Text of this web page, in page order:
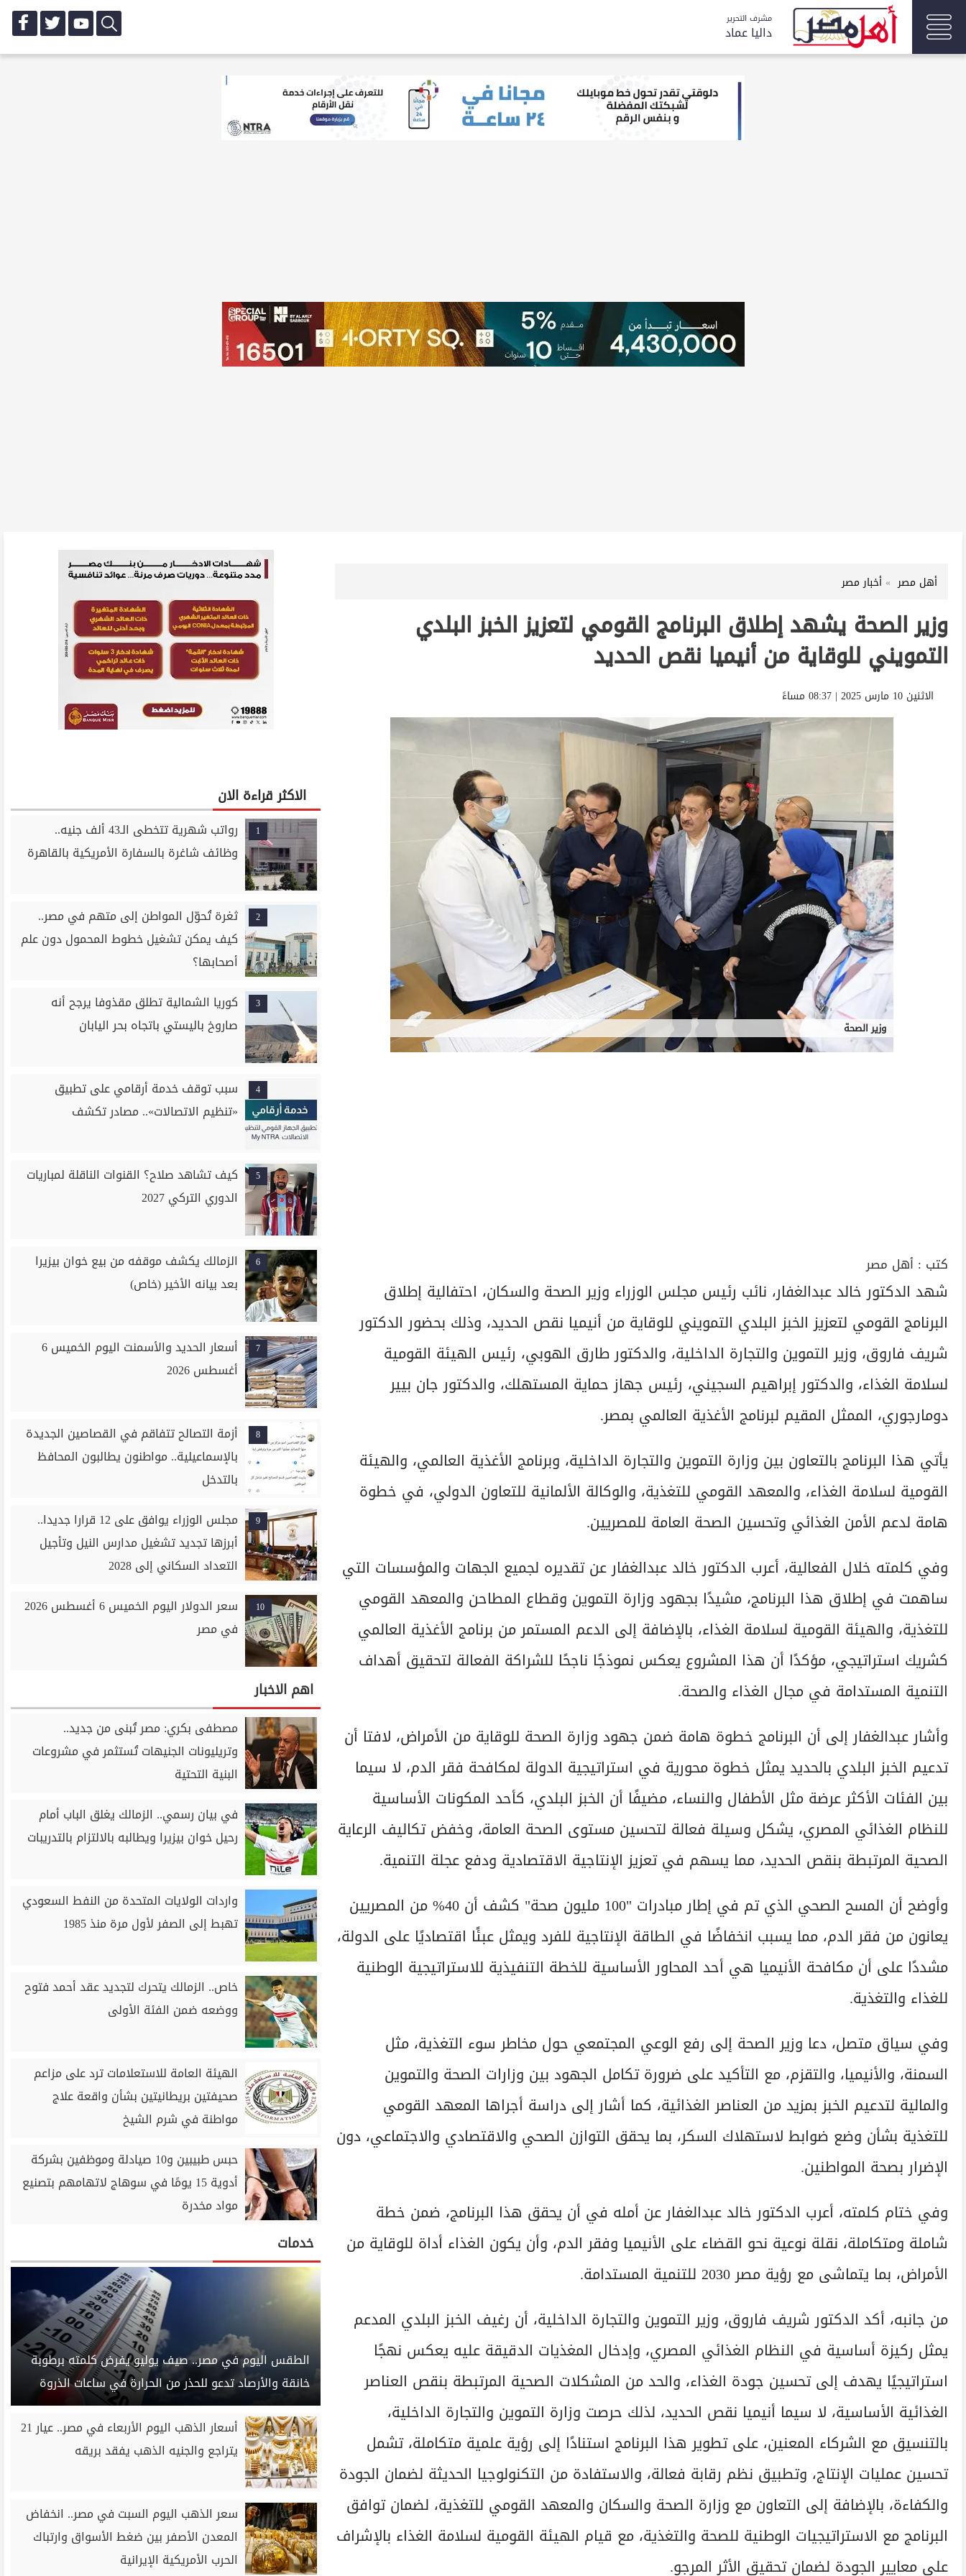
مشرف التحرير
داليا عماد
أهل مصر أخبار مصر
وزير الصحة يشهد إطلاق البرنامج القومي لتعزيز الخبز البلدي
التمويني للوقاية من أنيميا نقص الحديد
الاثنين 10 مارس 2025 | 08:37 مساءً
وزير الصحة
كتب : أهل مصر
شهد الدكتور خالد عبدالغفار، نائب رئيس مجلس الوزراء وزير الصحة والسكان، احتفالية إطلاق
البرنامج القومي لتعزيز الخبز البلدي التمويني للوقاية من أنيميا نقص الحديد، وذلك بحضور الدكتور
شريف فاروق، وزير التموين والتجارة الداخلية، والدكتور طارق الهوبي، رئيس الهيئة القومية
لسلامة الغذاء، والدكتور إبراهيم السجيني، رئيس جهاز حماية المستهلك، والدكتور جان بيير
دومارجوري، الممثل المقيم لبرنامج الأغذية العالمي بمصر.
يأتي هذا البرنامج بالتعاون بين وزارة التموين والتجارة الداخلية، وبرنامج الأغذية العالمي، والهيئة
القومية لسلامة الغذاء، والمعهد القومي للتغذية، والوكالة الألمانية للتعاون الدولي، في خطوة
هامة لدعم الأمن الغذائي وتحسين الصحة العامة للمصريين.
وفي كلمته خلال الفعالية، أعرب الدكتور خالد عبدالغفار عن تقديره لجميع الجهات والمؤسسات التي
ساهمت في إطلاق هذا البرنامج، مشيدًا بجهود وزارة التموين وقطاع المطاحن والمعهد القومي
للتغذية، والهيئة القومية لسلامة الغذاء، بالإضافة إلى الدعم المستمر من برنامج الأغذية العالمي
كشريك استراتيجي، مؤكدًا أن هذا المشروع يعكس نموذجًا ناجحًا للشراكة الفعالة لتحقيق أهداف
التنمية المستدامة في مجال الغذاء والصحة.
وأشار عبدالغفار إلى أن البرنامج خطوة هامة ضمن جهود وزارة الصحة للوقاية من الأمراض، لافتا أن
تدعيم الخبز البلدي بالحديد يمثل خطوة محورية في استراتيجية الدولة لمكافحة فقر الدم، لا سيما
بين الفئات الأكثر عرضة مثل الأطفال والنساء، مضيفًا أن الخبز البلدي، كأحد المكونات الأساسية
للنظام الغذائي المصري، يشكل وسيلة فعالة لتحسين مستوى الصحة العامة، وخفض تكاليف الرعاية
الصحية المرتبطة بنقص الحديد، مما يسهم في تعزيز الإنتاجية الاقتصادية ودفع عجلة التنمية.
وأوضح أن المسح الصحي الذي تم في إطار مبادرات "100 مليون صحة" كشف أن 40% من المصريين
يعانون من فقر الدم، مما يسبب انخفاضًا في الطاقة الإنتاجية للفرد ويمثل عبئًا اقتصاديًا على الدولة،
مشددًا على أن مكافحة الأنيميا هي أحد المحاور الأساسية للخطة التنفيذية للاستراتيجية الوطنية
للغذاء والتغذية.
وفي سياق متصل، دعا وزير الصحة إلى رفع الوعي المجتمعي حول مخاطر سوء التغذية، مثل
السمنة، والأنيميا، والتقزم، مع التأكيد على ضرورة تكامل الجهود بين وزارات الصحة والتموين
والمالية لتدعيم الخبز بمزيد من العناصر الغذائية، كما أشار إلى دراسة أجراها المعهد القومي
للتغذية بشأن وضع ضوابط لاستهلاك السكر، بما يحقق التوازن الصحي والاقتصادي والاجتماعي، دون
الإضرار بصحة المواطنين.
وفي ختام كلمته، أعرب الدكتور خالد عبدالغفار عن أمله في أن يحقق هذا البرنامج، ضمن خطة
شاملة ومتكاملة، نقلة نوعية نحو القضاء على الأنيميا وفقر الدم، وأن يكون الغذاء أداة للوقاية من
الأمراض، بما يتماشى مع رؤية مصر 2030 للتنمية المستدامة.
من جانبه، أكد الدكتور شريف فاروق، وزير التموين والتجارة الداخلية، أن رغيف الخبز البلدي المدعم
يمثل ركيزة أساسية في النظام الغذائي المصري، وإدخال المغذيات الدقيقة عليه يعكس نهجًا
استراتيجيًا يهدف إلى تحسين جودة الغذاء، والحد من المشكلات الصحية المرتبطة بنقص العناصر
الغذائية الأساسية، لا سيما أنيميا نقص الحديد، لذلك حرصت وزارة التموين والتجارة الداخلية،
بالتنسيق مع الشركاء المعنين، على تطوير هذا البرنامج استنادًا إلى رؤية علمية متكاملة، تشمل
تحسين عمليات الإنتاج، وتطبيق نظم رقابة فعالة، والاستفادة من التكنولوجيا الحديثة لضمان الجودة
والكفاءة، بالإضافة إلى التعاون مع وزارة الصحة والسكان والمعهد القومي للتغذية، لضمان توافق
البرنامج مع الاستراتيجيات الوطنية للصحة والتغذية، مع قيام الهيئة القومية لسلامة الغذاء بالإشراف
على معايير الجودة لضمان تحقيق الأثر المرجو.
الاكثر قراءة الان
1
رواتب شهرية تتخطى الـ43 ألف جنيه..
وظائف شاغرة بالسفارة الأمريكية بالقاهرة
2
ثغرة تُحوّل المواطن إلى متهم في مصر..
كيف يمكن تشغيل خطوط المحمول دون علم
أصحابها؟
3
كوريا الشمالية تطلق مقذوفا يرجح أنه
صاروخ باليستي باتجاه بحر اليابان
4
سبب توقف خدمة أرقامي على تطبيق
«تنظيم الاتصالات».. مصادر تكشف
5
كيف تشاهد صلاح؟ القنوات الناقلة لمباريات
الدوري التركي 2027
6
الزمالك يكشف موقفه من بيع خوان بيزيرا
بعد بيانه الأخير (خاص)
7
أسعار الحديد والأسمنت اليوم الخميس 6
أغسطس 2026
8
أزمة التصالح تتفاقم في القصاصين الجديدة
بالإسماعيلية.. مواطنون يطالبون المحافظ
بالتدخل
9
مجلس الوزراء يوافق على 12 قرارا جديدا..
أبرزها تجديد تشغيل مدارس النيل وتأجيل
التعداد السكاني إلى 2028
10
سعر الدولار اليوم الخميس 6 أغسطس 2026
في مصر
اهم الاخبار
مصطفى بكري: مصر تُبنى من جديد..
وتريليونات الجنيهات تُستثمر في مشروعات
البنية التحتية
في بيان رسمي.. الزمالك يغلق الباب أمام
رحيل خوان بيزيرا ويطالبه بالالتزام بالتدريبات
واردات الولايات المتحدة من النفط السعودي
تهبط إلى الصفر لأول مرة منذ 1985
خاص.. الزمالك يتحرك لتجديد عقد أحمد فتوح
ووضعه ضمن الفئة الأولى
الهيئة العامة للاستعلامات ترد على مزاعم
صحيفتين بريطانيتين بشأن واقعة علاج
مواطنة في شرم الشيخ
حبس طبيبين و10 صيادلة وموظفين بشركة
أدوية 15 يومًا في سوهاج لاتهامهم بتصنيع
مواد مخدرة
خدمات
الطقس اليوم في مصر.. صيف يوليو يفرض كلمته برطوبة
خانقة والأرصاد تدعو للحذر من الحرارة في ساعات الذروة
أسعار الذهب اليوم الأربعاء في مصر.. عيار 21
يتراجع والجنيه الذهب يفقد بريقه
سعر الذهب اليوم السبت في مصر.. انخفاض
المعدن الأصفر بين ضغط الأسواق وارتباك
الحرب الأمريكية الإيرانية